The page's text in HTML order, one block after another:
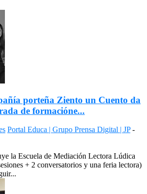
porteña Ziento un Cuento da
de formacióne...
Portal Educa | Grupo Prensa Digital | JP -
la Escuela de Mediación Lectora Lúdica
+ 2 conversatorios y una feria lectora)